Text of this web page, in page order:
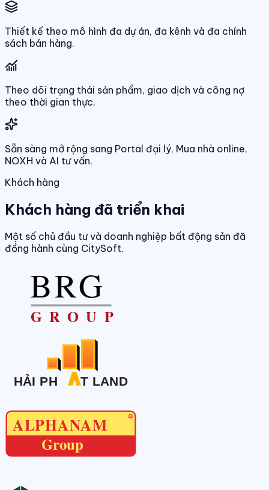
Thiết kế theo mô hình đa dự án, đa kênh và đa chính
sách bán hàng.
Theo dõi trạng thái sản phẩm, giao dịch và công nợ
theo thời gian thực.
Sẵn sàng mở rộng sang Portal đại lý, Mua nhà online,
NOXH và AI tư vấn.
Khách hàng
Khách hàng đã triển khai
Một số chủ đầu tư và doanh nghiệp bất động sản đã
đồng hành cùng CitySoft.